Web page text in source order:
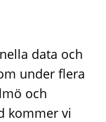
data och
under flera
och
kommer vi